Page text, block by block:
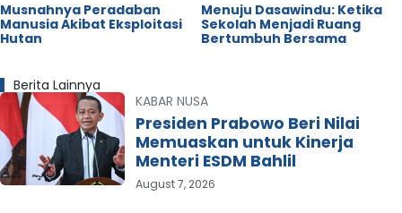
Musnahnya Peradaban
Manusia Akibat Eksploitasi
Hutan
Menuju Dasawindu: Ketika
Sekolah Menjadi Ruang
Bertumbuh Bersama
Berita Lainnya
KABAR NUSA
Presiden Prabowo Beri Nilai
Memuaskan untuk Kinerja
Menteri ESDM Bahlil
August 7, 2026